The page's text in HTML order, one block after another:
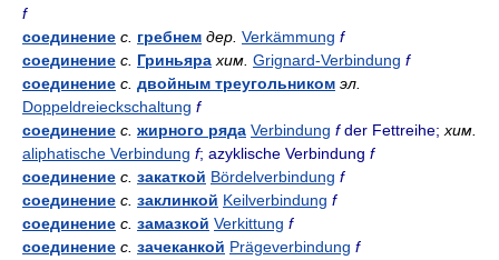
f
соединение с. гребнем дер. Verkämmung f
соединение с. Гриньяра хим. Grignard-Verbindung f
соединение с. двойным треугольником эл.
Doppeldreieckschaltung f
соединение с. жирного ряда Verbindung fder Fettreihe; хим.
aliphatische Verbindung f; azyklische Verbindung f
соединение с. закаткой Bördelverbindung f
соединение с. заклинкой Keilverbindung f
соединение с. замазкой Verkittung f
соединение с. зачеканкой Prägeverbindung f